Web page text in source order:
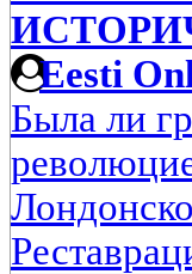
Eesti
Была ли